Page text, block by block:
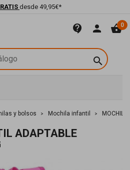
desde 49,95€*
contact_support person shopping_basket0

y bolsos Mochila infantil MOCHILA
ADAPTABLE